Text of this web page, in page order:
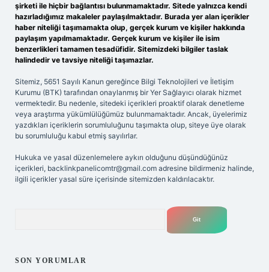
şirketi ile hiçbir bağlantısı bulunmamaktadır. Sitede yalnızca kendi
hazırladığımız makaleler paylaşılmaktadır. Burada yer alan içerikler
haber niteliği taşımamakta olup, gerçek kurum ve kişiler hakkında
paylaşım yapılmamaktadır. Gerçek kurum ve kişiler ile isim
benzerlikleri tamamen tesadüfidir. Sitemizdeki bilgiler taslak
halindedir ve tavsiye niteliği taşımazlar.
Sitemiz, 5651 Sayılı Kanun gereğince Bilgi Teknolojileri ve İletişim
Kurumu (BTK) tarafından onaylanmış bir Yer Sağlayıcı olarak hizmet
vermektedir. Bu nedenle, sitedeki içerikleri proaktif olarak denetleme
veya araştırma yükümlülüğümüz bulunmamaktadır. Ancak, üyelerimiz
yazdıkları içeriklerin sorumluluğunu taşımakta olup, siteye üye olarak
bu sorumluluğu kabul etmiş sayılırlar.
Hukuka ve yasal düzenlemelere aykırı olduğunu düşündüğünüz
içerikleri, backlinkpanelicomtr@gmail.com adresine bildirmeniz halinde,
ilgili içerikler yasal süre içerisinde sitemizden kaldırılacaktır.
SON YORUMLAR